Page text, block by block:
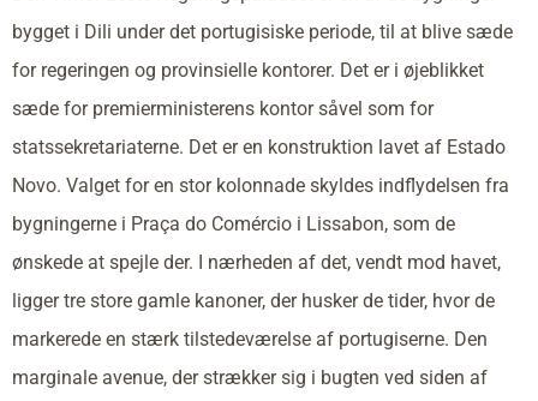
bygget i Dili under det portugisiske periode, til at blive sæde
for regeringen og provinsielle kontorer. Det er i øjeblikket
sæde for premierministerens kontor såvel som for
statssekretariaterne. Det er en konstruktion lavet af Estado
Novo. Valget for en stor kolonnade skyldes indflydelsen fra
bygningerne i Praça do Comércio i Lissabon, som de
ønskede at spejle der. I nærheden af det, vendt mod havet,
ligger tre store gamle kanoner, der husker de tider, hvor de
markerede en stærk tilstedeværelse af portugiserne. Den
marginale avenue, der strækker sig i bugten ved siden af